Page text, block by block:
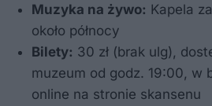
Muzyka na żywo: Kapela
około północy
Bilety: 30 zł (brak ulg),
muzeum od godz. 19:00, w
online na stronie skansenu